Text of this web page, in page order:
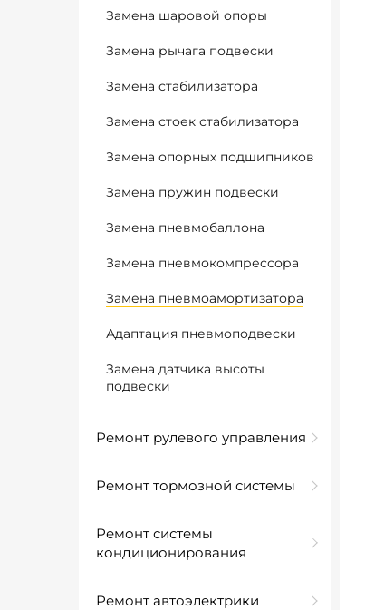
Замена шаровой опоры
Замена рычага подвески
Замена стабилизатора
Замена стоек стабилизатора
Замена опорных подшипников
Замена пружин подвески
Замена пневмобаллона
Замена пневмокомпрессора
Замена пневмоамортизатора
Адаптация пневмоподвески
Замена датчика высоты
подвески
Ремонт рулевого управления
Ремонт тормозной системы
Ремонт системы
кондиционирования
Ремонт автоэлектрики